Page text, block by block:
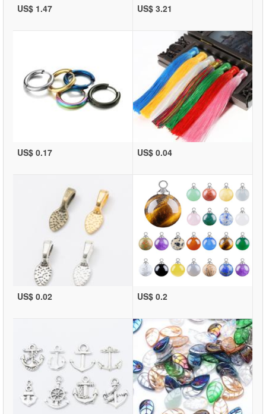
US$ 1.47 US$ 3.21
US$ 0.17 US$ 0.04
US$ 0.02 US$ 0.2